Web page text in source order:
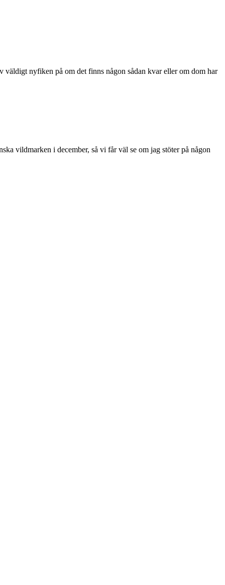
väldigt nyfiken på om det finns någon sådan kvar eller om dom har
vildmarken i december, så vi får väl se om jag stöter på någon